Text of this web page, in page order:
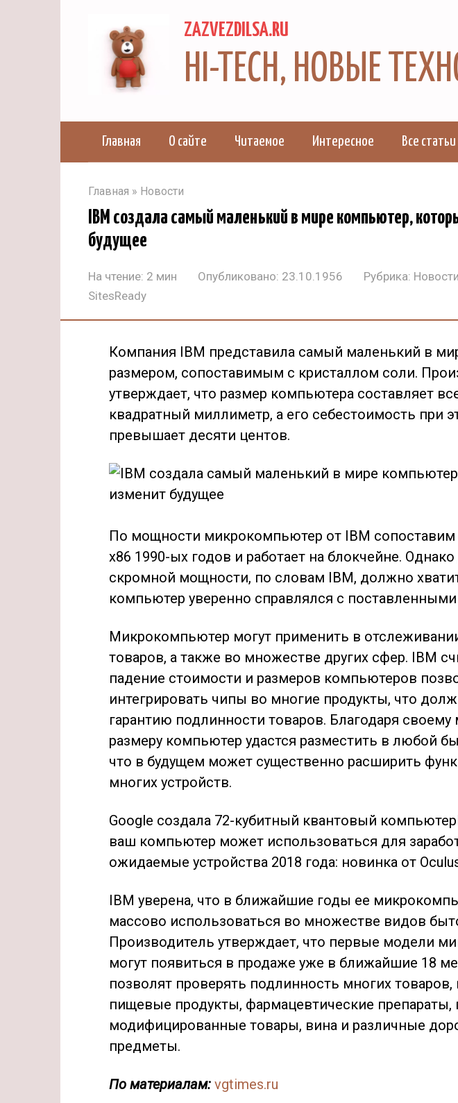
ZAZVEZDILSA.RU
HI-TECH, НОВЫЕ
Главная О сайте Читаемое Интересное Все статьи
Главная » Новости
IBM создала самый маленький в мире компьютер,
будущее
На чтение: 2 мин Опубликовано: 23.10.1956 Рубрика: Новости
SitesReady
Компания IBM представила самый маленький в
размером, сопоставимым с кристаллом соли.
утверждает, что размер компьютера составляет
квадратный миллиметр, а его себестоимость при
превышает десяти центов.
По мощности микрокомпьютер от IBM сопоставим
x86 1990-ых годов и работает на блокчейне.
скромной мощности, по словам IBM, должно
компьютер уверенно справлялся с поставленными
Микрокомпьютер могут применить в
товаров, а также во множестве других сфер. IBM
падение стоимости и размеров компьютеров
интегрировать чипы во многие продукты, что
гарантию подлинности товаров. Благодаря
размеру компьютер удастся разместить в любой
что в будущем может существенно расширить
многих устройств.
Google создала 72-кубитный квантовый
ваш компьютер может использоваться для
ожидаемые устройства 2018 года: новинка от
IBM уверена, что в ближайшие годы ее
массово использоваться во множестве видов
Производитель утверждает, что первые модели
могут появиться в продаже уже в ближайшие 18
позволят проверять подлинность многих
пищевые продукты, фармацевтические препараты,
модифицированные товары, вина и различные
предметы.
По материалам: vgtimes.ru